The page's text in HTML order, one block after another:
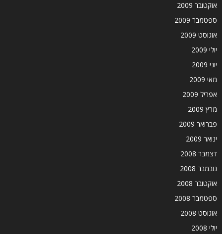
אוקטובר 2009
ספטמבר 2009
אוגוסט 2009
יולי 2009
יוני 2009
מאי 2009
אפריל 2009
מרץ 2009
פברואר 2009
ינואר 2009
דצמבר 2008
נובמבר 2008
אוקטובר 2008
ספטמבר 2008
אוגוסט 2008
יולי 2008